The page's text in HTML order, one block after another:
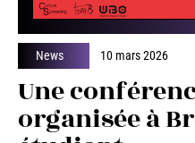
News 10 mars 2026
Une
organisée à